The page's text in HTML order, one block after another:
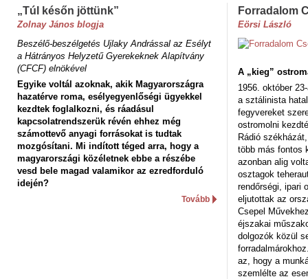
„Túl későn jöttünk”
Zolnay János blogja
Beszélő-beszélgetés Ujlaky Andrással az Esélyt
a Hátrányos Helyzetű Gyerekeknek Alapítvány
(CFCF) elnökével
Egyike voltál azoknak, akik Magyarországra
hazatérve roma, esélyegyenlőségi ügyekkel
kezdtek foglalkozni, és ráadásul
kapcsolatrendszerük révén ehhez még
számottevő anyagi forrásokat is tudtak
mozgósítani. Mi indított téged arra, hogy a
magyarországi közéletnek ebbe a részébe
vesd bele magad valamikor az ezredforduló
idején?
Tovább
Forradalom
Eörsi László
A „kieg”
1956. október
a sztálinista
fegyvereket
ostromolni
Rádió
több más fontos
azonban alig
osztagok
rendőrségi, ipari
eljutottak az
Csepel
éjszakai
dolgozók közül
az, hogy a
szemlélte az